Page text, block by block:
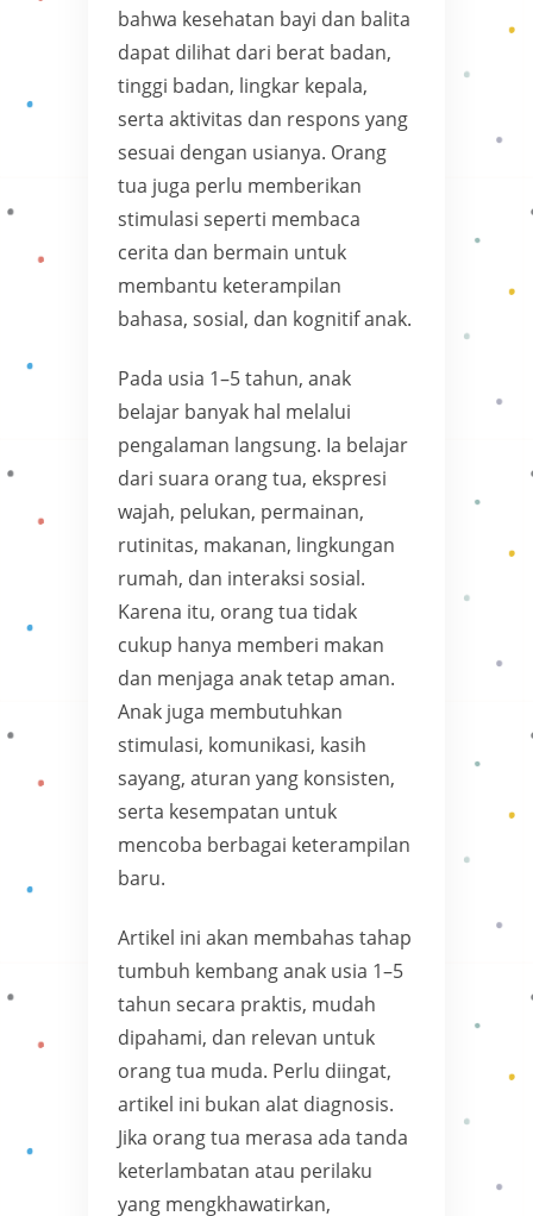
bahwa kesehatan bayi dan balita
dapat dilihat dari berat badan,
tinggi badan, lingkar kepala,
serta aktivitas dan respons yang
sesuai dengan usianya. Orang
tua juga perlu memberikan
stimulasi seperti membaca
cerita dan bermain untuk
membantu keterampilan
bahasa, sosial, dan kognitif anak.
Pada usia 1–5 tahun, anak
belajar banyak hal melalui
pengalaman langsung. Ia belajar
dari suara orang tua, ekspresi
wajah, pelukan, permainan,
rutinitas, makanan, lingkungan
rumah, dan interaksi sosial.
Karena itu, orang tua tidak
cukup hanya memberi makan
dan menjaga anak tetap aman.
Anak juga membutuhkan
stimulasi, komunikasi, kasih
sayang, aturan yang konsisten,
serta kesempatan untuk
mencoba berbagai keterampilan
baru.
Artikel ini akan membahas tahap
tumbuh kembang anak usia 1–5
tahun secara praktis, mudah
dipahami, dan relevan untuk
orang tua muda. Perlu diingat,
artikel ini bukan alat diagnosis.
Jika orang tua merasa ada tanda
keterlambatan atau perilaku
yang mengkhawatirkan,